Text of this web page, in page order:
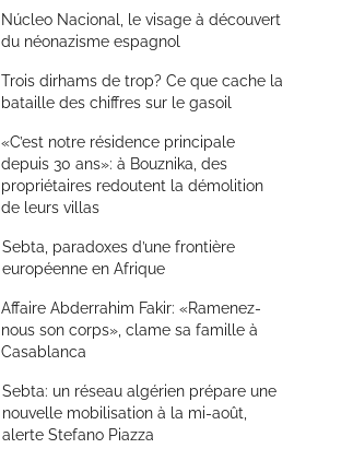
Núcleo Nacional, le visage à découvert
du néonazisme espagnol
Trois dirhams de trop? Ce que cache la
bataille des chiffres sur le gasoil
«C’est notre résidence principale
depuis 30 ans»: à Bouznika, des
propriétaires redoutent la démolition
de leurs villas
Sebta, paradoxes d’une frontière
européenne en Afrique
Affaire Abderrahim Fakir: «Ramenez-
nous son corps», clame sa famille à
Casablanca
Sebta: un réseau algérien prépare une
nouvelle mobilisation à la mi-août,
alerte Stefano Piazza